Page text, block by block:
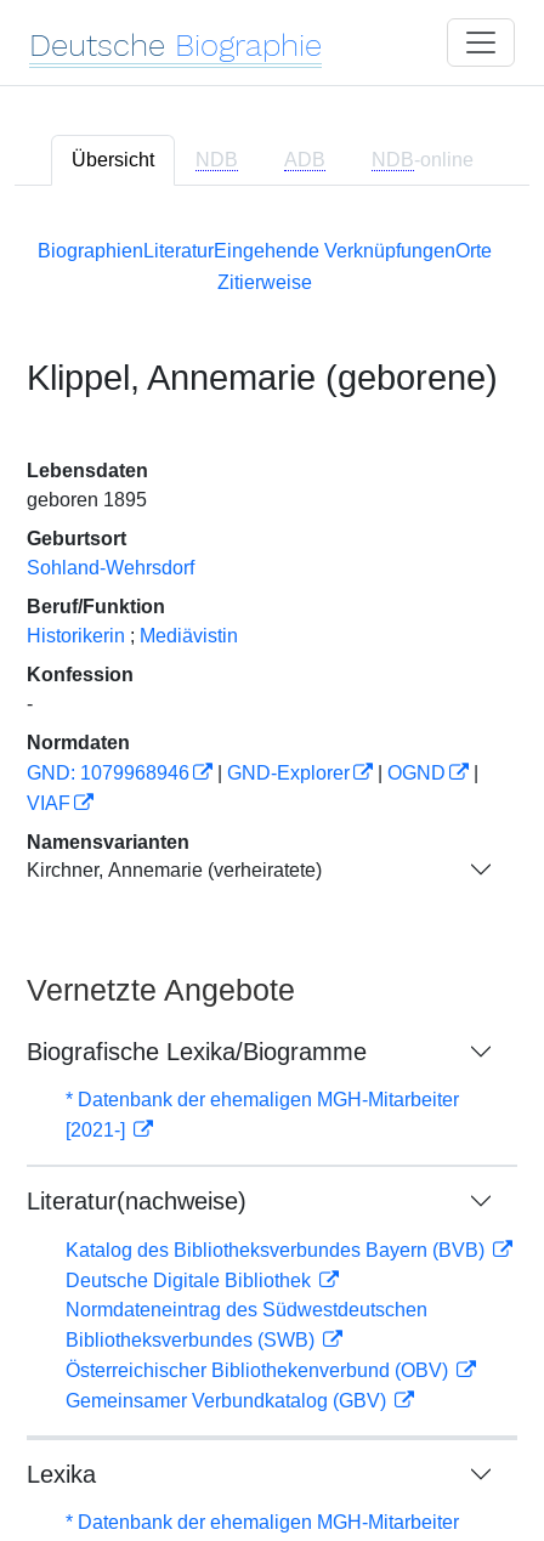
Deutsche Biographie
Übersicht NDB ADB NDB-online
Biographien LiteraturEingehende VerknüpfungenOrte
Zitierweise
Klippel, Annemarie (geborene)
Lebensdaten
geboren 1895
Geburtsort
Sohland-Wehrsdorf
Beruf/Funktion
Historikerin ; Mediävistin
Konfession
-
Normdaten
GND: 1079968946
GND-Explorer OGND
VIAF
Namensvarianten
Kirchner, Annemarie (verheiratete)
Vernetzte Angebote
Biografische Lexika/Biogramme
* Datenbank der ehemaligen MGH-Mitarbeiter
[2021-]
Literatur(nachweise)
Katalog des Bibliotheksverbundes Bayern (BVB)
Deutsche Digitale Bibliothek
Normdateneintrag des Südwestdeutschen
Bibliotheksverbundes (SWB)
Österreichischer Bibliothekenverbund (OBV)
Gemeinsamer Verbundkatalog (GBV)
Lexika
* Datenbank der ehemaligen MGH-Mitarbeiter